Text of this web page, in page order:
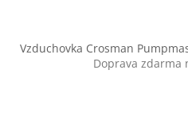
Vzduchovka Crosman
Doprava zdarma